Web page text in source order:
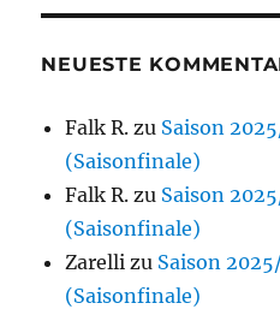
NEUESTE
Falk R. zu Saison
(Saisonfinale)
Falk R. zu Saison
(Saisonfinale)
Zarelli zu Saison
(Saisonfinale)